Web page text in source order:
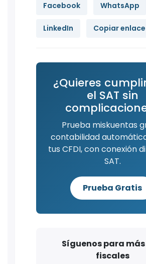
Facebook WhatsApp
LinkedIn Copiar enlace
¿Quieres
el SAT sin
Prueba miskuentas
contabilidad
tus CFDI, con conexión
SAT.
Prueba Gratis
Síguenos para
fiscales